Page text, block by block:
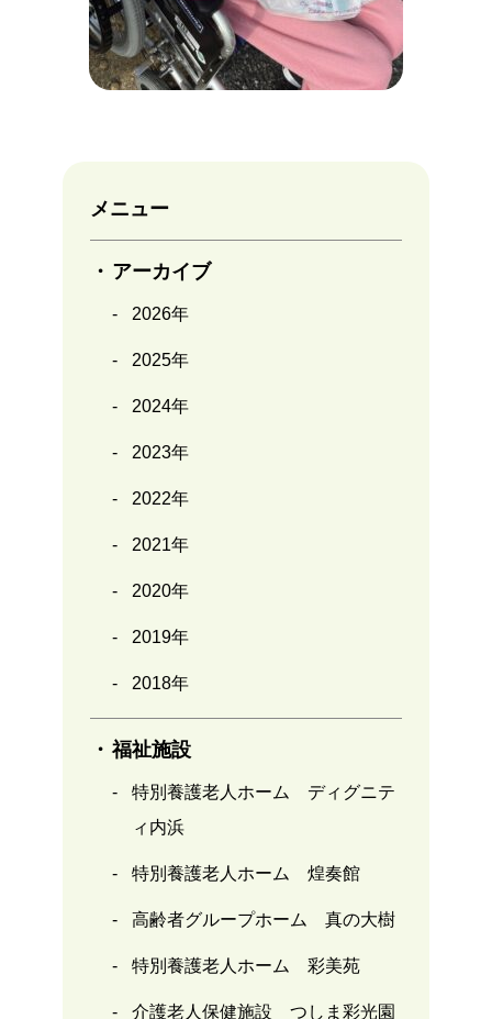
メニュー
アーカイブ
2026年
2025年
2024年
2023年
2022年
2021年
2020年
2019年
2018年
福祉施設
特別養護老人ホーム ディグニテ
ィ内浜
特別養護老人ホーム 煌奏館
高齢者グループホーム 真の大樹
特別養護老人ホーム 彩美苑
介護老人保健施設 つしま彩光園